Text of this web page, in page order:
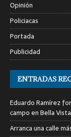
Opinión
Policiacas
Portada
Publicidad
ENTRADAS
Eduardo Ramírez
campo en Bella
Arranca una calle